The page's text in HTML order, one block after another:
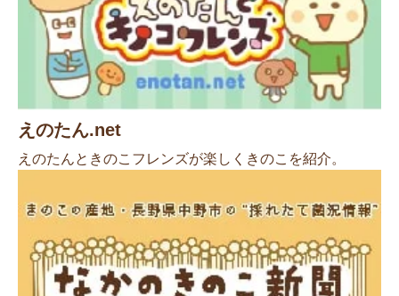
えのたん.net
えのたんときのこフレンズが楽しくきのこを紹介。